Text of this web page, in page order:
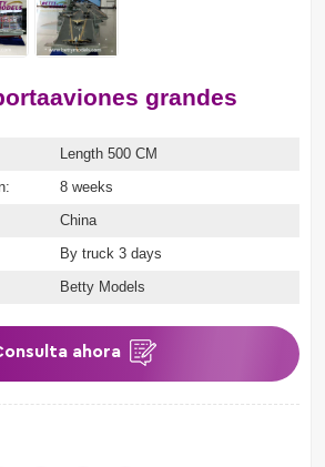
grandes
Length 500 CM
8 weeks
China
By truck 3 days
Betty Models
ahora